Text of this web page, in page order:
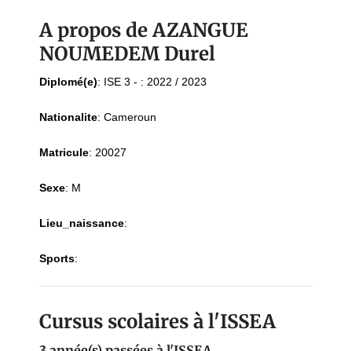
A propos de AZANGUE
NOUMEDEM Durel
Diplomé(e): ISE 3 - : 2022 / 2023
Nationalite: Cameroun
Matricule: 20027
Sexe: M
Lieu_naissance:
Sports:
Cursus scolaires à l'ISSEA